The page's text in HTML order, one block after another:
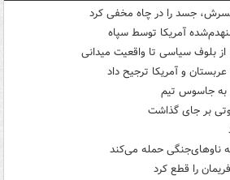
جسد را در چاه مخفی کرد
آمریکا توسط سپاه
بلوف سیاسی تا واقعیت میدانی
و آمریکا ترجیح داد
به جاسوس تیم
را قطع کرد